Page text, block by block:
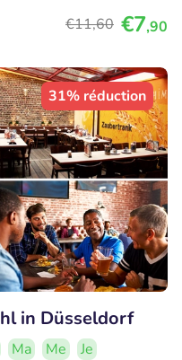
€11,60 €7,90
31% réduction
in Düsseldorf
Ma Me
Je